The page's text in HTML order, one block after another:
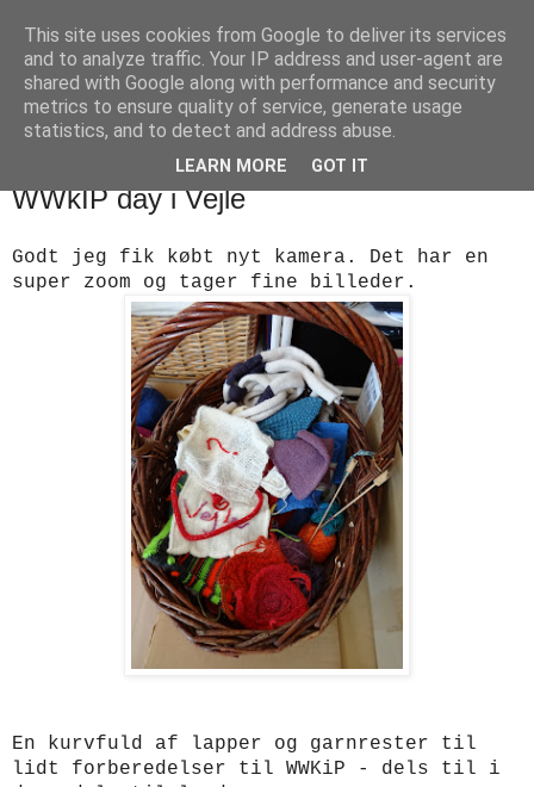
designstrik.dk
.... en side om en yndlingsbeskæftigelse: håndstrik
WWkIP day i Vejle
Godt jeg fik købt nyt kamera. Det har en
super zoom og tager fine billeder.
En kurvfuld af lapper og garnrester til
lidt forberedelser til WWKiP - dels til i
This site uses cookies from Google to deliver its services
and to analyze traffic. Your IP address and user-agent are
shared with Google along with performance and security
metrics to ensure quality of service, generate usage
statistics, and to detect and address abuse.
LEARN MORE GOT IT